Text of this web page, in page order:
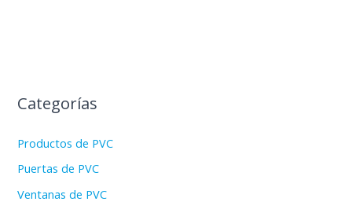
Categorías
Productos de PVC
Puertas de PVC
Ventanas de PVC